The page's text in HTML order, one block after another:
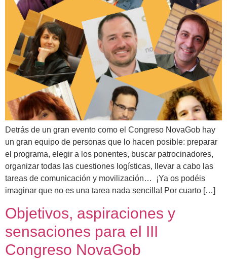
Detrás de un gran evento como el Congreso NovaGob hay
un gran equipo de personas que lo hacen posible: preparar
el programa, elegir a los ponentes, buscar patrocinadores,
organizar todas las cuestiones logísticas, llevar a cabo las
tareas de comunicación y movilización… ¡Ya os podéis
imaginar que no es una tarea nada sencilla! Por cuarto […]
Objetivos, aspiraciones y
sensaciones para el III
Congreso NovaGob